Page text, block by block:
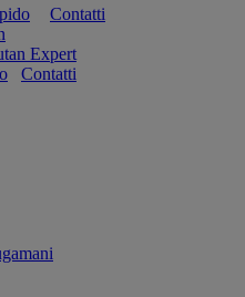
Contatti
Expert
Contatti